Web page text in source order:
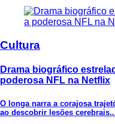
Cultura
Drama biográfico
poderosa NFL na Netflix
O longa narra a corajosa
ao descobrir lesões